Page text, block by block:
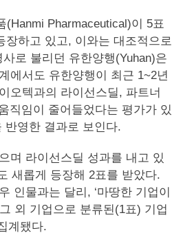
(Hanmi Pharmaceutical)이 5표
장하고 있고, 이와는 대조적으로
로 불리던 유한양행(Yuhan)은
에서도 유한양행이 최근 1~2년
오텍과의 라이선스딜, 파트너
직임이 줄어들었다는 평가가 있
반영한 결과로 보인다.
며 라이선스딜 성과를 내고 있
새롭게 등장해 2표를 받았다.
인물과는 달리, ‘마땅한 기업이
외 기업으로 분류된(1표) 기업
계됐다.